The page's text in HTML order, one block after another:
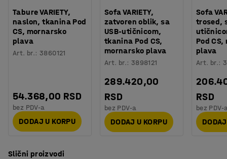
Tabure VARIETY,
naslon, tkanina Pod
CS, mornarsko
plava
Art. br.:3860121
54.368,00 RSD
bez PDV-a
DODAJ U KORPU
Sofa VARIETY,
zatvoren oblik, sa
USB-utičnicom,
tkanina Pod CS,
mornarsko plava
Art. br.: 3898121
289.420,00
RSD
bez PDV-a
DODAJ U KORPU
Sofa
trosed,
Pod
plava
Art. br.:
RSD
bez PDV-
Slični proizvodi